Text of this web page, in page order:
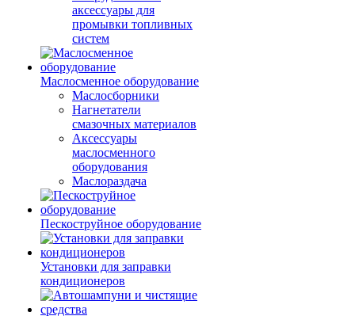
аксессуары для
промывки топливных
систем
Маслосменное оборудование
Маслосборники
Нагнетатели
смазочных материалов
Аксессуары
маслосменного
оборудования
Маслораздача
Пескоструйное оборудование
Установки для заправки
кондиционеров